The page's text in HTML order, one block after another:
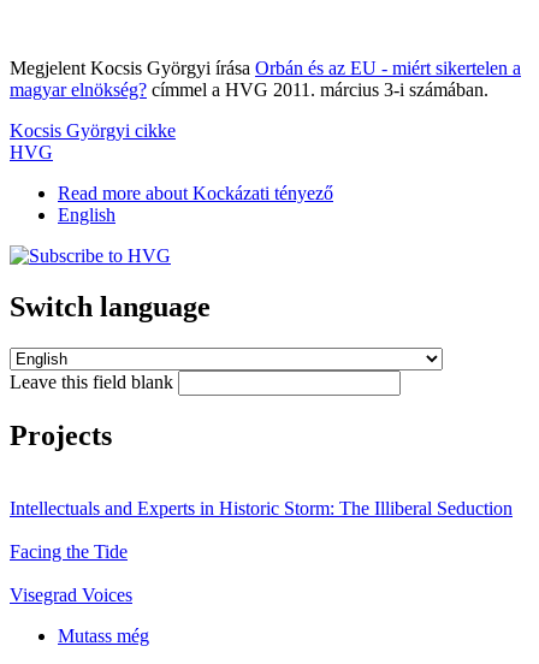
Megjelent Kocsis Györgyi írása Orbán és az EU - miért sikertelen a
magyar elnökség? címmel a HVG 2011. március 3-i számában.
Kocsis Györgyi cikke
HVG
Read more about Kockázati tényező
English
Switch language
Leave this field blank
Projects
Intellectuals and Experts in Historic Storm: The Illiberal Seduction
Facing the Tide
Visegrad Voices
Mutass még